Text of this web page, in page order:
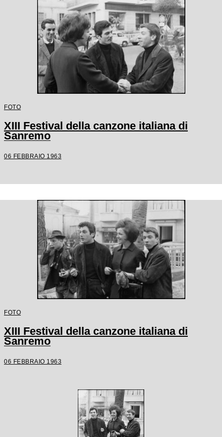
FOTO
XIII Festival della canzone italiana di
Sanremo
06 FEBBRAIO 1963
FOTO
XIII Festival della canzone italiana di
Sanremo
06 FEBBRAIO 1963